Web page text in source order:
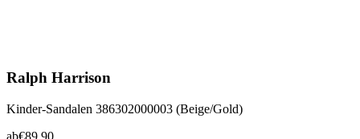
Ralph Harrison
Kinder-Sandalen 386302000003 (Beige/Gold)
ab€89.90